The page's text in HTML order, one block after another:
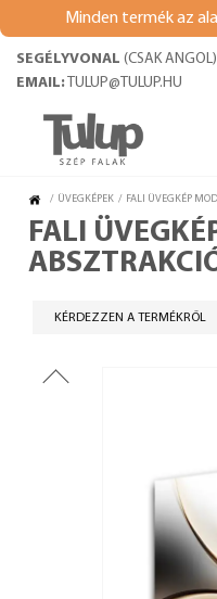
Minden termék az
SEGÉLYVONAL (CSAK
EMAIL: TULUP@TULUP.HU
/ ÜVEGKÉPEK / FALI ÜVEGKÉP
FALI
KÉRDEZZEN A TERMÉKRŐL